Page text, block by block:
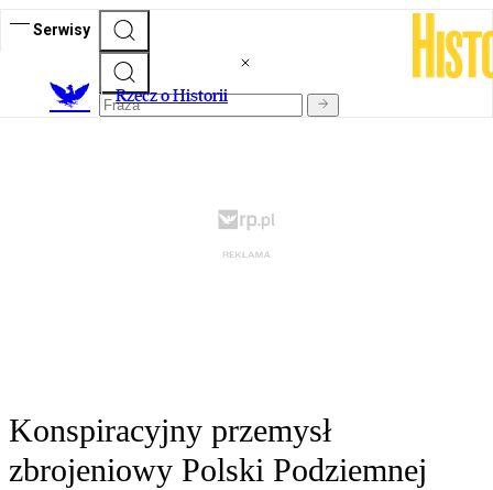
Serwisy
Rzecz o Historii
Konspiracyjny przemysł
zbrojeniowy Polski Podziemnej